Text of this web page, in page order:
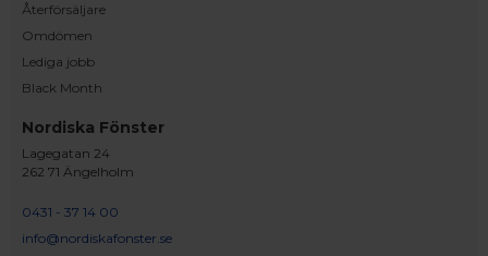
Återförsäljare
Omdömen
Lediga jobb
Black Month
Nordiska Fönster
Lagegatan 24
262 71 Ängelholm
0431 - 37 14 00
info@nordiskafonster.se